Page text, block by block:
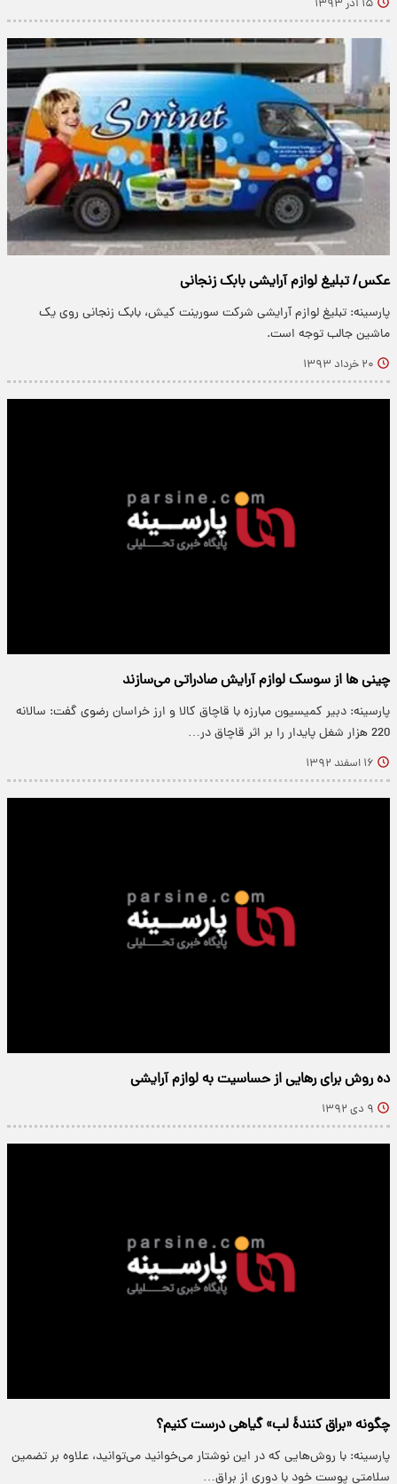
۱۵ آذر ۱۳۹۳
عکس/ ‫تبلیغ لوازم آرایشی بابک زنجانی
پارسینه: ‫تبلیغ لوازم آرایشی شرکت سورینت کیش، بابک زنجانی روی یک
ماشین‬ جالب توجه است.
۲۰ خرداد ۱۳۹۳
چینی ها از سوسک لوازم آرایش صادراتی می‌سازند
پارسینه: دبیر کمیسیون مبارزه با قاچاق کالا و ارز خراسان رضوی گفت: سالانه
220 هزار شغل پایدار را بر اثر قاچاق در…
۱۶ اسفند ۱۳۹۲
ده روش برای رهایی از حساسیت به لوازم آرایشی
۹ دی ۱۳۹۲
چگونه «براق کنندهٔ لب» گیاهی درست کنیم؟
پارسینه: با روش‌هایی که در این نوشتار می‌خوانید می‌توانید، علاوه بر تضمین
سلامتی پوست خود با دوری از براق…